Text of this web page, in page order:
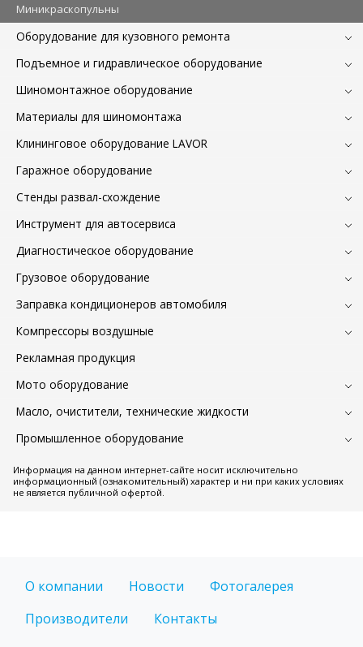
Миникраскопульны
Оборудование для кузовного ремонта
Подъемное и гидравлическое оборудование
Шиномонтажное оборудование
Материалы для шиномонтажа
Клининговое оборудование LAVOR
Гаражное оборудование
Стенды развал-схождение
Инструмент для автосервиса
Диагностическое оборудование
Грузовое оборудование
Заправка кондиционеров автомобиля
Компрессоры воздушные
Рекламная продукция
Мото оборудование
Масло, очистители, технические жидкости
Промышленное оборудование
Информация на данном интернет-сайте носит исключительно
информационный (ознакомительный) характер и ни при каких условиях
не является публичной офертой.
О компании Новости
Фотогалерея
Производители
Контакты